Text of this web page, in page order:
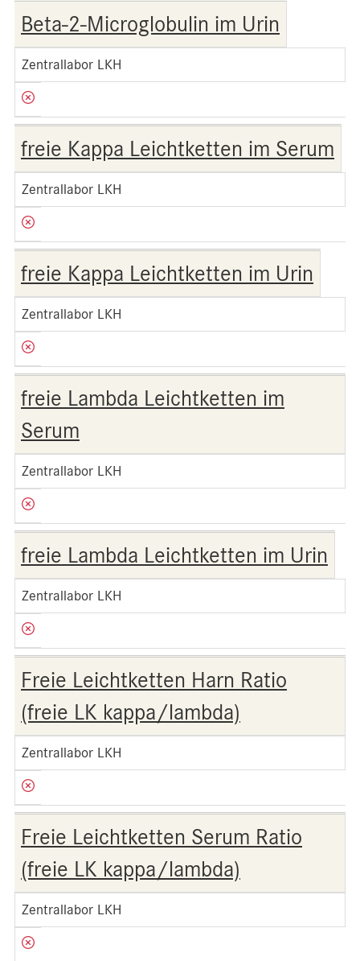
Beta-2-Microglobulin im Urin
Zentrallabor LKH
freie Kappa Leichtketten im Serum
Zentrallabor LKH
freie Kappa Leichtketten im Urin
Zentrallabor LKH
freie Lambda Leichtketten im
Serum
Zentrallabor LKH
freie Lambda Leichtketten im Urin
Zentrallabor LKH
Freie Leichtketten Harn Ratio
(freie LK kappa/lambda)
Zentrallabor LKH
Freie Leichtketten Serum Ratio
(freie LK kappa/lambda)
Zentrallabor LKH